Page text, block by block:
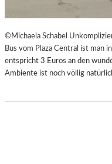
©Michaela Schabel
Bus vom Plaza Central ist man
entspricht 3 Euros an den
Ambiente ist noch völlig